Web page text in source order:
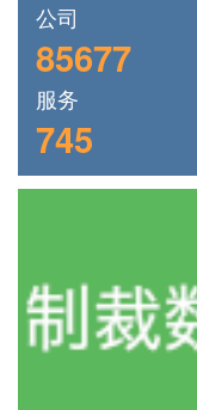
公司
85677
服务
745